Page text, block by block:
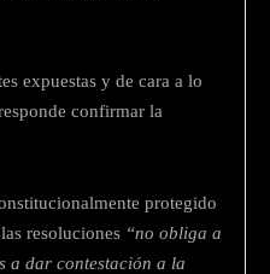
expuestas y de cara a lo
confirmar la
protegido
resoluciones “no obliga a
a dar contestación a la